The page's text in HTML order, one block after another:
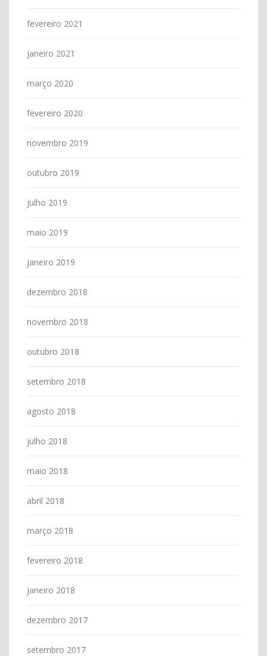
fevereiro 2021
janeiro 2021
março 2020
fevereiro 2020
novembro 2019
outubro 2019
julho 2019
maio 2019
janeiro 2019
dezembro 2018
novembro 2018
outubro 2018
setembro 2018
agosto 2018
julho 2018
maio 2018
abril 2018
março 2018
fevereiro 2018
janeiro 2018
dezembro 2017
setembro 2017